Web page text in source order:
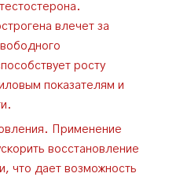
влечет за
росту
показателям и
Применение
восстановление
что дает возможность